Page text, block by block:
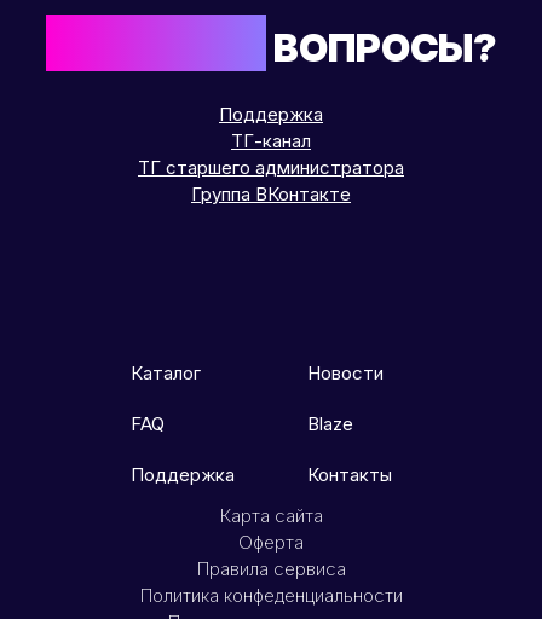
ВОПРОСЫ?
Поддержка
ТГ-канал
ТГ старшего администратора
Группа ВКонтакте
Каталог Новости
FAQ Blaze
Поддержка
Контакты
Карта сайта
Оферта
Правила сервиса
Политика конфеденциальности